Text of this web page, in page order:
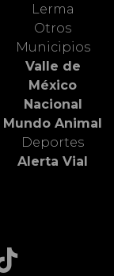
Lerma
Otros
Municipios
Valle de
México
Nacional
Mundo Animal
Deportes
Alerta Vial